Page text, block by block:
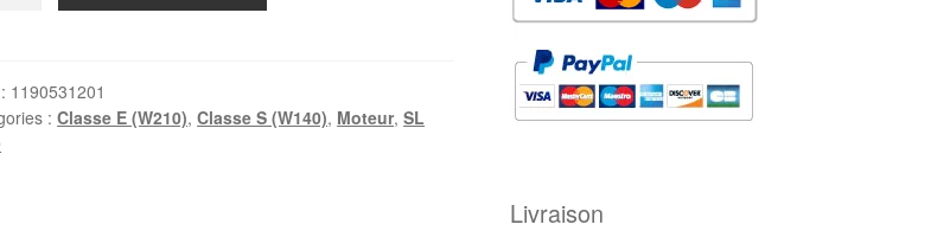
1190531201
:Classe E (W210),Classe S (W140), Moteur,SL
Livraison